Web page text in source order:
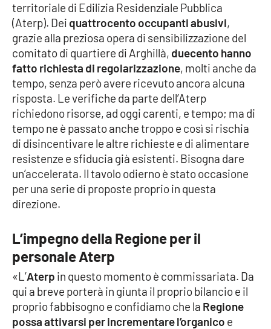
Imprese Di Calabria
Le perfidie di Antonella Grippo
Venti di comunicazione
STREAMING
LaC TV
LaC Network
LaC OnAir
EDIZIONI
LOCALI
Catanzaro
Crotone
territoriale di Edilizia Residenziale Pubblica
(Aterp). Dei quattrocento occupanti abusivi,
grazie alla preziosa opera di sensibilizzazione del
comitato di quartiere di Arghillà, duecento hanno
fatto richiesta di regolarizzazione, molti anche da
tempo, senza però avere ricevuto ancora alcuna
risposta. Le verifiche da parte dell’Aterp
richiedono risorse, ad oggi carenti, e tempo; ma di
tempo ne è passato anche troppo e così si rischia
di disincentivare le altre richieste e di alimentare
resistenze e sfiducia già esistenti. Bisogna dare
un’accelerata. Il tavolo odierno è stato occasione
per una serie di proposte proprio in questa
direzione.
L’impegno della Regione per il
personale Aterp
«L’Aterp in questo momento è commissariata. Da
qui a breve porterà in giunta il proprio bilancio e il
proprio fabbisogno e confidiamo che la Regione
possa attivarsi per incrementare l’organico e